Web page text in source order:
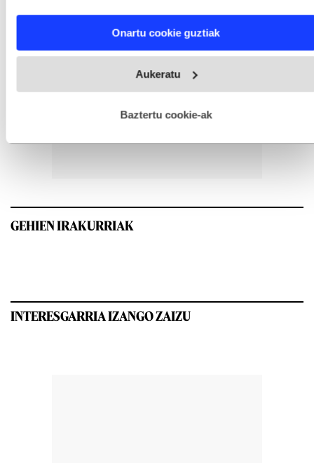
and set your preferences in thedetails section
fitxategiak erabiltzen ditu. Zure esperientzia eta zerbitzuak
esplizitua ematen diguzu.Gehiago irakurri
Onartu cookie guztiak
Aukeratu
Baztertu cookie-ak
GEHIEN IRAKURRIAK
INTERESGARRIA IZANGO ZAIZU